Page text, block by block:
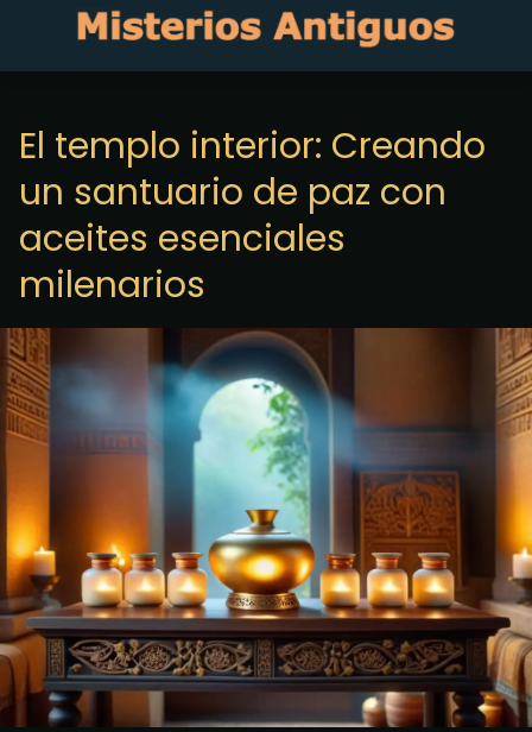
El templo interior: Creando
un santuario de paz con
aceites esenciales
milenarios